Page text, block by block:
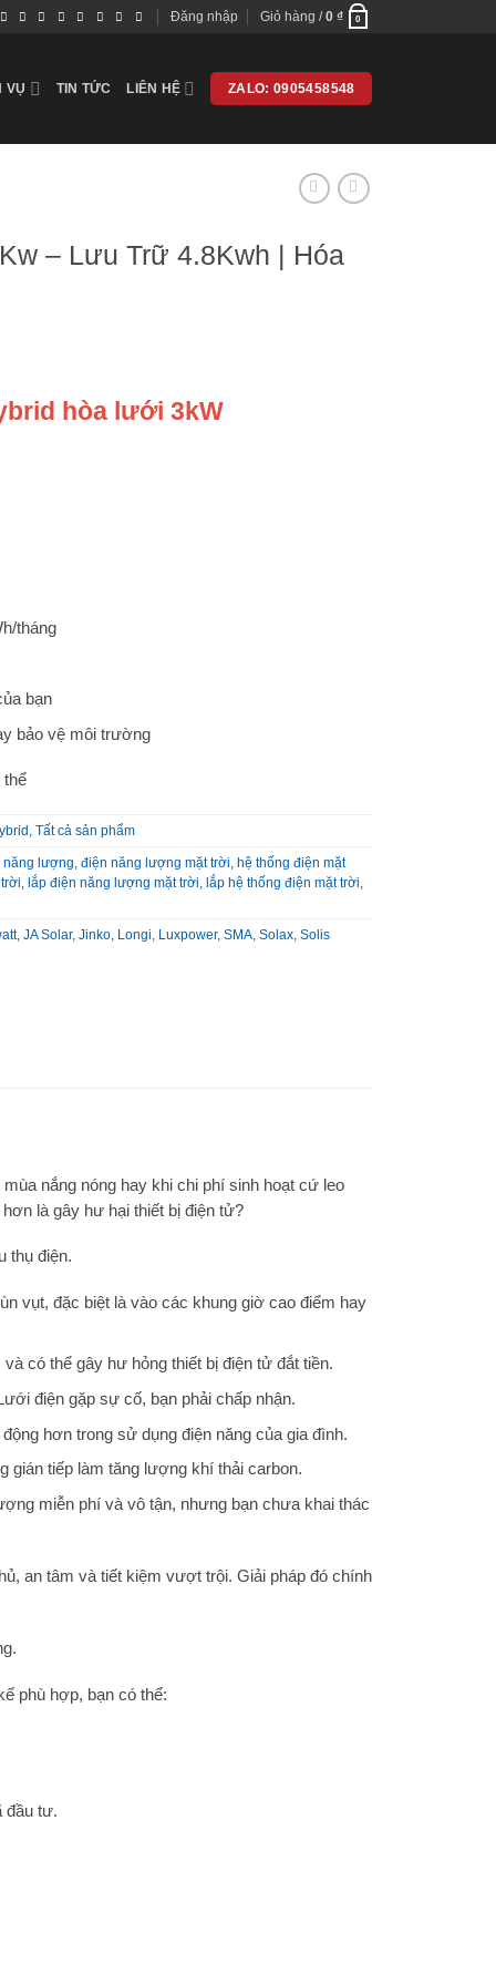
Đăng nhập Giỏ hàng /0 ₫ 0
VỤ TIN TỨC LIÊN HỆ ZALO: 0905458548
– Lưu Trữ 4.8Kwh | Hóa
hòa lưới 3kW
tháng
bạn
bảo vệ môi trường
,Tất cả sản phẩm
năng lượng ,điện năng lượng mặt trời
hệ thống điện mặt
lắp điện năng lượng mặt trời lắp hệ thống điện mặt trời
,JA Solar,Jinko Longi Luxpower,SMA ,Solax ,Solis
nắng nóng hay khi chi phí sinh hoạt cứ leo
là gây hư hại thiết bị điện tử?
thụ điện.
vụt, đặc biệt là vào các khung giờ cao điểm hay
có thể gây hư hỏng thiết bị điện tử đắt tiền.
điện gặp sự cố, bạn phải chấp nhận.
hơn trong sử dụng điện năng của gia đình.
gián tiếp làm tăng lượng khí thải carbon.
miễn phí và vô tận, nhưng bạn chưa khai thác
an tâm và tiết kiệm vượt trội. Giải pháp đó chính
phù hợp, bạn có thể:
đầu tư.